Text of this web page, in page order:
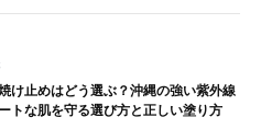
け止めはどう選ぶ？沖縄の強い紫外線
トな肌を守る選び方と正しい塗り方